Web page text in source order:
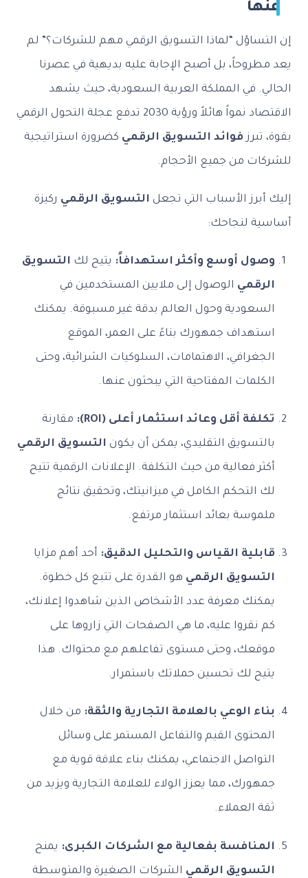
عنها
إن التساؤل “لماذا التسويق الرقمي مهم للشركات؟” لم
يعد مطروحاً، بل أصبح الإجابة عليه بديهية في عصرنا
الحالي. في المملكة العربية السعودية، حيث يشهد
الاقتصاد نمواً هائلاً ورؤية 2030 تدفع عجلة التحول الرقمي
بقوة، تبرز فوائد التسويق الرقمي كضرورة استراتيجية
للشركات من جميع الأحجام.
إليك أبرز الأسباب التي تجعل التسويق الرقمي ركيزة
أساسية لنجاحك:
وصول أوسع وأكثر استهدافاً: يتيح لك التسويق
الرقمي الوصول إلى ملايين المستخدمين في
السعودية وحول العالم بدقة غير مسبوقة. يمكنك
استهداف جمهورك بناءً على العمر، الموقع
الجغرافي، الاهتمامات، السلوكيات الشرائية، وحتى
الكلمات المفتاحية التي يبحثون عنها.
تكلفة أقل وعائد استثمار أعلى (ROI): مقارنة
بالتسويق التقليدي، يمكن أن يكون التسويق الرقمي
أكثر فعالية من حيث التكلفة. الإعلانات الرقمية تتيح
لك التحكم الكامل في ميزانيتك، وتحقيق نتائج
ملموسة بعائد استثمار مرتفع.
قابلية القياس والتحليل الدقيق: أحد أهم مزايا
التسويق الرقمي هو القدرة على تتبع كل خطوة.
يمكنك معرفة عدد الأشخاص الذين شاهدوا إعلانك،
كم نقروا عليه، ما هي الصفحات التي زاروها على
موقعك، وحتى مستوى تفاعلهم مع محتواك. هذا
يتيح لك تحسين حملاتك باستمرار.
بناء الوعي بالعلامة التجارية والثقة: من خلال
المحتوى القيم والتفاعل المستمر على وسائل
التواصل الاجتماعي، يمكنك بناء علاقة قوية مع
جمهورك، مما يعزز الولاء للعلامة التجارية ويزيد من
ثقة العملاء.
المنافسة بفعالية مع الشركات الكبرى: يمنح
التسويق الرقمي الشركات الصغيرة والمتوسطة